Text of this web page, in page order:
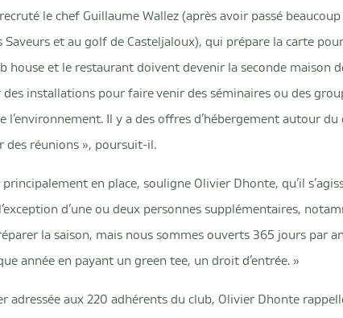
le chef Guillaume Wallez (après avoir passé
Saveurs et au golf de Casteljaloux), qui prépare la carte
house et le restaurant doivent devenir la seconde maison
installations pour faire venir des séminaires ou des
Il y a des offres d’hébergement autour
des réunions », poursuit-il.
principalement en place, souligne Olivier Dhonte, qu’il
d’une ou deux personnes supplémentaires,
la saison, mais nous sommes ouverts 365 jours par
année en payant un green tee, un droit d’entrée. »
adressée aux 220 adhérents du club, Olivier Dhonte